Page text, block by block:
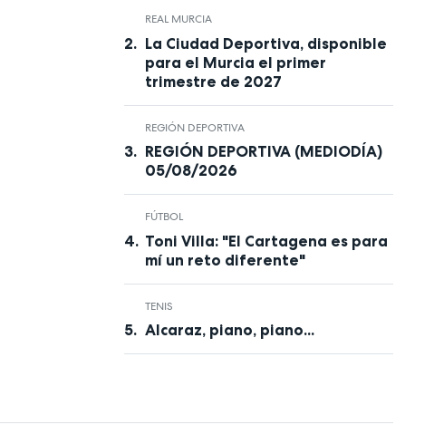
REAL MURCIA
La Ciudad Deportiva, disponible
para el Murcia el primer
trimestre de 2027
REGIÓN DEPORTIVA
REGIÓN DEPORTIVA (MEDIODÍA)
05/08/2026
FÚTBOL
Toni Villa: "El Cartagena es para
mí un reto diferente"
TENIS
Alcaraz, piano, piano...